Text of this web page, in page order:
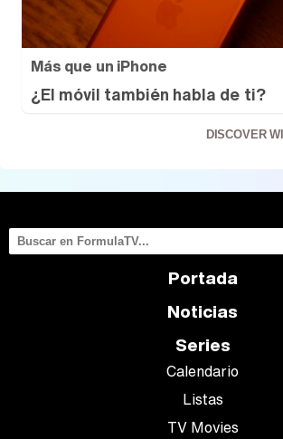
Más que un iPhone
¿El móvil también habla de ti?
DISCOVER
Portada
Noticias
Series
Calendario
Listas
TV Movies